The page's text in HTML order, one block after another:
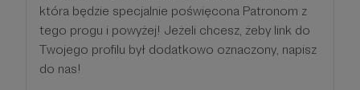
która będzie specjalnie poświęcona Patronom z
tego progu i powyżej! Jeżeli chcesz, żeby link do
Twojego profilu był dodatkowo oznaczony, napisz
do nas!